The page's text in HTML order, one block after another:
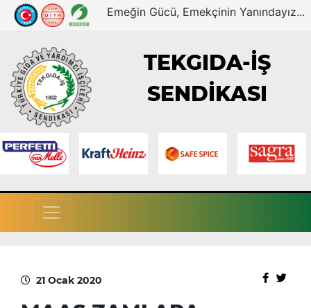
Emeğin Gücü, Emekçinin Yanındayız...
TEKGIDA-İŞ
SENDİKASI
21 Ocak 2020